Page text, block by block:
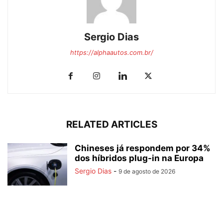
Sergio Dias
https://alphaautos.com.br/
RELATED ARTICLES
Chineses já respondem por 34%
dos híbridos plug-in na Europa
Sergio Dias - 9 de agosto de 2026